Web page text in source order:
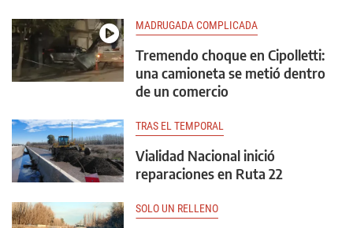
MADRUGADA COMPLICADA
Tremendo choque en Cipolletti:
una camioneta se metió dentro
de un comercio
TRAS EL TEMPORAL
Vialidad Nacional inició
reparaciones en Ruta 22
SOLO UN RELLENO